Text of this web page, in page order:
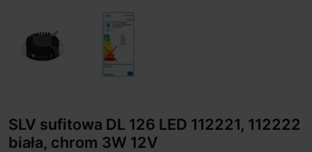
SLV sufitowa DL 126 LED 112221, 112222
biała, chrom 3W 12V